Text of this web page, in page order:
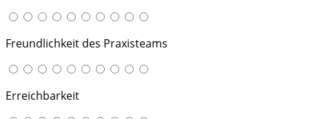
Freundlichkeit des Praxisteams
Erreichbarkeit